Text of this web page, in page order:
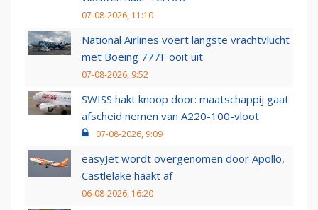
07-08-2026, 11:10
National Airlines voert langste vrachtvlucht
met Boeing 777F ooit uit
07-08-2026, 9:52
SWISS hakt knoop door: maatschappij gaat
afscheid nemen van A220-100-vloot
07-08-2026, 9:09
easyJet wordt overgenomen door Apollo,
Castlelake haakt af
06-08-2026, 16:20